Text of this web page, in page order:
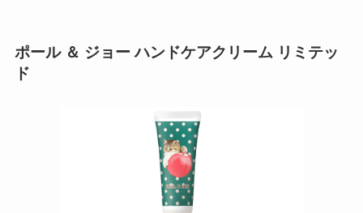
ポール ＆ ジョー ハンドケアクリーム リミテッ
ド